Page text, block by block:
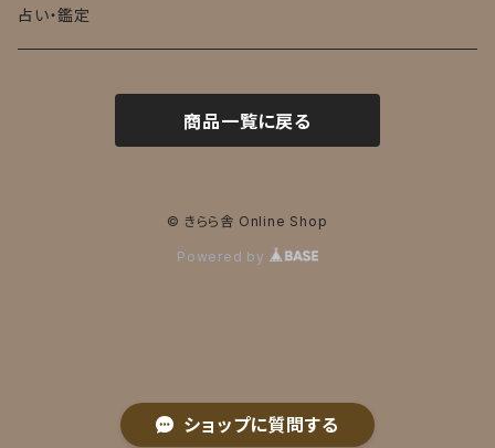
ショップに質問する
占い・鑑定
商品一覧に戻る
© きらら舎 Online Shop
Powered by